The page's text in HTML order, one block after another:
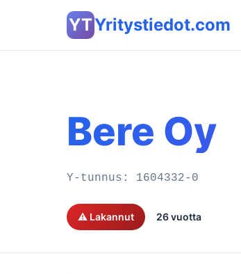
YTYritystiedot.com
Bere Oy
Y-tunnus: 1604332-0
⚠️ Lakannut 26 vuotta